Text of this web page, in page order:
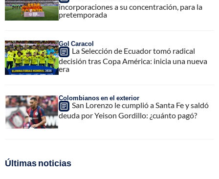
incorporaciones a su concentración, para la
pretemporada
Gol Caracol
La Selección de Ecuador tomó radical
decisión tras Copa América: inicia una nueva
era
Colombianos en el exterior
San Lorenzo le cumplió a Santa Fe y saldó
deuda por Yeison Gordillo: ¿cuánto pagó?
Últimas noticias